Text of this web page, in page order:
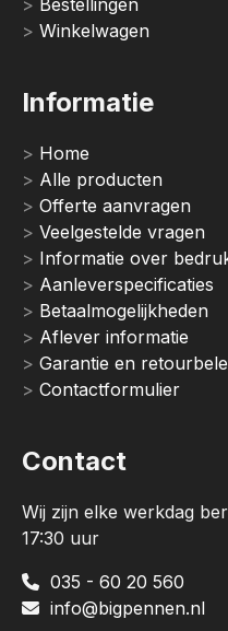
Winkelwagen
Informatie
Home
Alle producten
Offerte aanvragen
Veelgestelde vragen
Informatie over
Aanleverspecificaties
Betaalmogelijkheden
Aflever informatie
Garantie en
Contactformulier
Contact
Wij zijn elke werkdag
17:30 uur
035 - 60 20 560
info@bigpennen.nl